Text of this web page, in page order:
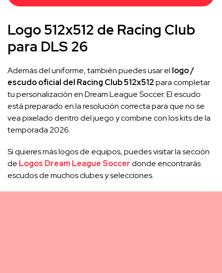
Logo 512x512 de Racing Club
para DLS 26
Además del uniforme, también puedes usar el logo /
escudo oficial del Racing Club 512x512para completar
tu personalización en Dream League Soccer. El escudo
está preparado en la resolución correcta para que no se
vea pixelado dentro del juego y combine con los kits de la
temporada 2026.
Si quieres más logos de equipos, puedes visitar la sección
de Logos Dream League Soccerdonde encontrarás
escudos de muchos clubes y selecciones.